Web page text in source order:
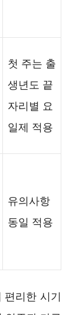
첫 주는 출
생년도 끝
자리별 요
일제 적용
유의사항
동일 적용
편리한 시기